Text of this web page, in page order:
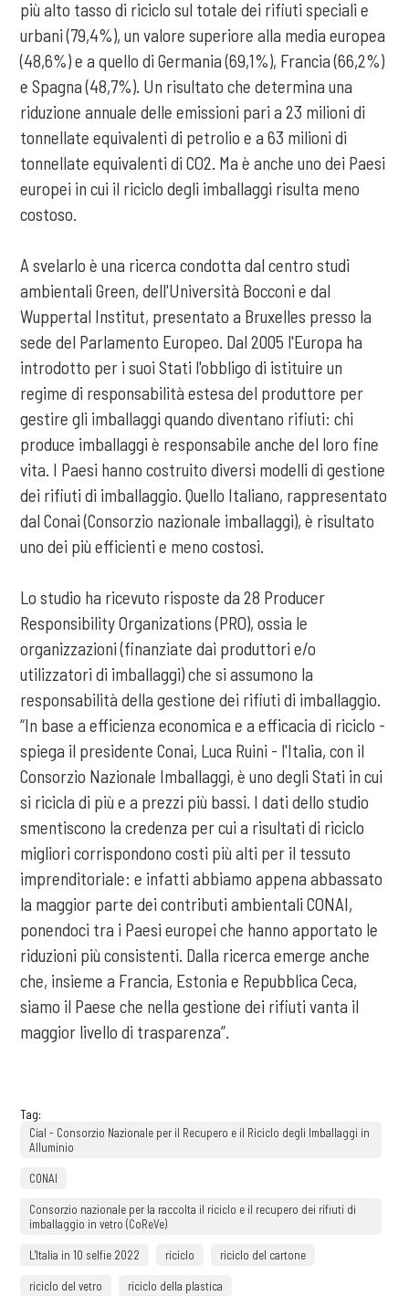
più alto tasso di riciclo sul totale dei rifiuti speciali e
urbani (79,4%), un valore superiore alla media europea
(48,6%) e a quello di Germania (69,1%), Francia (66,2%)
e Spagna (48,7%). Un risultato che determina una
riduzione annuale delle emissioni pari a 23 milioni di
tonnellate equivalenti di petrolio e a 63 milioni di
tonnellate equivalenti di CO2. Ma è anche uno dei Paesi
europei in cui il riciclo degli imballaggi risulta meno
costoso.
A svelarlo è una ricerca condotta dal centro studi
ambientali Green, dell'Università Bocconi e dal
Wuppertal Institut, presentato a Bruxelles presso la
sede del Parlamento Europeo. Dal 2005 l'Europa ha
introdotto per i suoi Stati l'obbligo di istituire un
regime di responsabilità estesa del produttore per
gestire gli imballaggi quando diventano rifiuti: chi
produce imballaggi è responsabile anche del loro fine
vita. I Paesi hanno costruito diversi modelli di gestione
dei rifiuti di imballaggio. Quello Italiano, rappresentato
dal Conai (Consorzio nazionale imballaggi), è risultato
uno dei più efficienti e meno costosi.
Lo studio ha ricevuto risposte da 28 Producer
Responsibility Organizations (PRO), ossia le
organizzazioni (finanziate dai produttori e/o
utilizzatori di imballaggi) che si assumono la
responsabilità della gestione dei rifiuti di imballaggio.
“In base a efficienza economica e a efficacia di riciclo -
spiega il presidente Conai, Luca Ruini - l'Italia, con il
Consorzio Nazionale Imballaggi, è uno degli Stati in cui
si ricicla di più e a prezzi più bassi. I dati dello studio
smentiscono la credenza per cui a risultati di riciclo
migliori corrispondono costi più alti per il tessuto
imprenditoriale: e infatti abbiamo appena abbassato
la maggior parte dei contributi ambientali CONAI,
ponendoci tra i Paesi europei che hanno apportato le
riduzioni più consistenti. Dalla ricerca emerge anche
che, insieme a Francia, Estonia e Repubblica Ceca,
siamo il Paese che nella gestione dei rifiuti vanta il
maggior livello di trasparenza”.
Tag:
Cial - Consorzio Nazionale per il Recupero e il Riciclo degli Imballaggi in
Alluminio
CONAI
Consorzio nazionale per la raccolta il riciclo e il recupero dei rifiuti di
imballaggio in vetro (CoReVe)
L'Italia in 10 selfie 2022 riciclo riciclo del cartone
riciclo del vetro riciclo della plastica